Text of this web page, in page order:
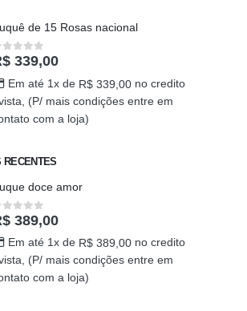
de 15 Rosas nacional
out of 5
339,00
Em até 1x de R$339,00no credito
(P/ mais condições entre em
com a loja)
RECENTES
doce amor
out of 5
389,00
Em até 1x de R$389,00no credito
(P/ mais condições entre em
com a loja)